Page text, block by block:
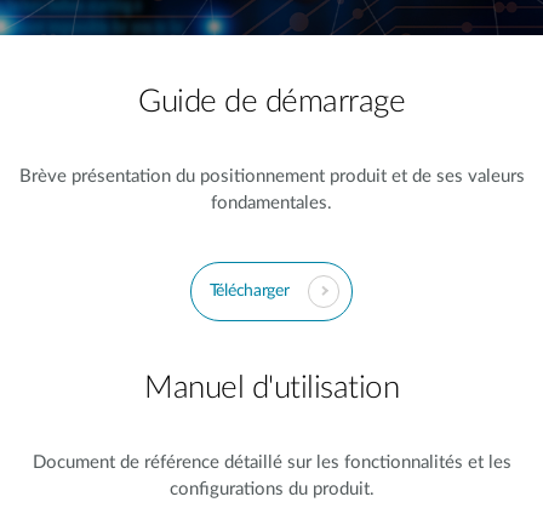
Guide de démarrage
Brève présentation du positionnement produit et de ses valeurs
fondamentales.
Télécharger
Manuel d'utilisation
Document de référence détaillé sur les fonctionnalités et les
configurations du produit.